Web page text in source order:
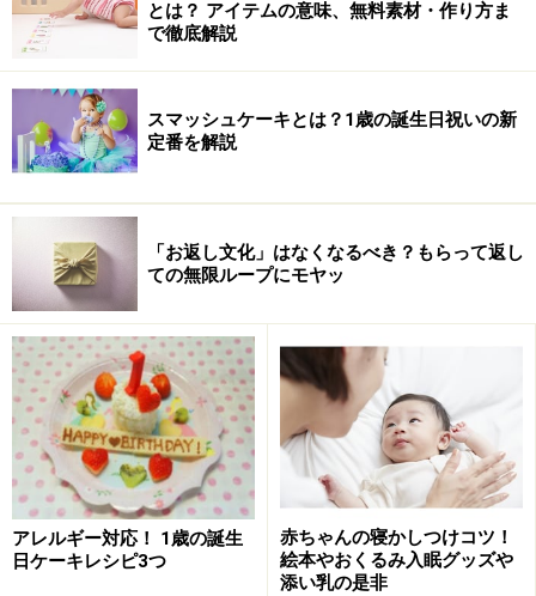
かつては区役所など、地域で指定された日時・場所で一
斉に受ける形「集団接種」を行っていましたが、最近は
赤ちゃん一人ひとりの体のことを良く知っている身近な
病院でなるべく気軽に個別に行う形「個別接種」へと移
行してきています。ただ、ポリオやBCGは保管すること
が難しいので集団接種、という地域も多いようです。
予定の組み方は、接種したらその日程を書き込めるよう
になっている母子手帳や、予防接種スケジュールページ
が掲載されているものを利用しましょう。母子手帳によ
り仕様が違うので、一概にすべてが使いやすいとは言え
とは？ アイテムの意味、無料素材・作り方ま
で徹底解説
スマッシュケーキとは？1歳の誕生日祝いの新
定番を解説
「お返し文化」はなくなるべき？もらって返し
ての無限ループにモヤッ
アレルギー対応！ 1歳の誕生
日ケーキレシピ3つ
赤ちゃんの寝かしつけコツ！
絵本やおくるみ入眠グッズや
添い乳の是非